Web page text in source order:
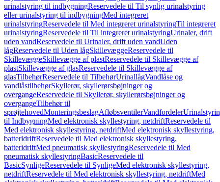
urinalstyring til indbygningReservedele til Til synlig urinalstyring
eller urinalstyring til indbygningMed integreret
urinalstyringReservedele til Med integreret urinalstyringTil integreret
urinalstyringReservedele til Til integreret urinalstyringUrinaler, drift
uden vandReservedele til Urinaler, drift uden vandUden
lågReservedele til Uden lågSkillevæggeReservedele til
SkillevæggeSkillevægge af plastReservedele til Skillevægge af
plastSkillevægge af glasReservedele til Skillevægge af
glasTilbehørReservedele til TilbehørUrinallågVandlåse og
vandlåstilbehørSkyllerør, skyllerørsbøjninger og
overgangeReservedele til Skyllerør, skyllerørsbøjninger og
overgangeTilbehør til
sprøjtehovedMonteringsbeslagAfløbsventilerVandfordeler
til IndbygningMed elektronisk skyllestyring, netdriftReservedele til
Med elektronisk skyllestyring, netdriftMed elektronisk skyllestyring,
batteridriftReservedele til Med elektronisk skyllestyring,
batteridriftMed pneumatisk skyllestyringReservedele til Med
pneumatisk skyllestyringBasicReservedele til
BasicSynligeReservedele til SynligeMed elektronisk skyllestyring,
netdriftReservedele til Med elektronisk skyllestyring, netdriftMed